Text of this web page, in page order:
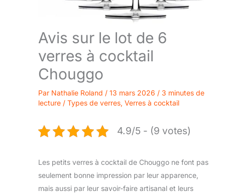
Avis sur le lot de 6
verres à cocktail
Chouggo
Par Nathalie Roland / 13 mars 2026 / 3 minutes de
lecture / Types de verres, Verres à cocktail
4.9/5 - (9 votes)
Les petits verres à cocktail de Chouggo ne font pas
seulement bonne impression par leur apparence,
mais aussi par leur savoir-faire artisanal et leurs